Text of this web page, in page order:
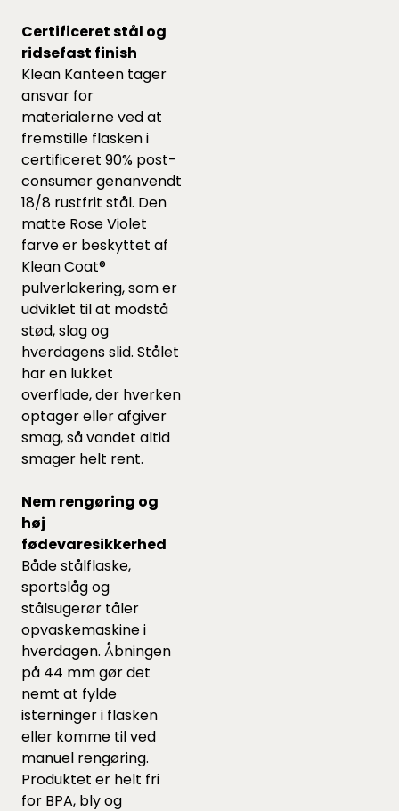
Certificeret stål og
ridsefast finish
Klean Kanteen tager
ansvar for
materialerne ved at
fremstille flasken i
certificeret 90% post-
consumer genanvendt
18/8 rustfrit stål. Den
matte Rose Violet
farve er beskyttet af
Klean Coat®
pulverlakering, som er
udviklet til at modstå
stød, slag og
hverdagens slid. Stålet
har en lukket
overflade, der hverken
optager eller afgiver
smag, så vandet altid
smager helt rent.
Nem rengøring og
høj
fødevaresikkerhed
Både stålflaske,
sportslåg og
stålsugerør tåler
opvaskemaskine i
hverdagen. Åbningen
på 44 mm gør det
nemt at fylde
isterninger i flasken
eller komme til ved
manuel rengøring.
Produktet er helt fri
for BPA, bly og